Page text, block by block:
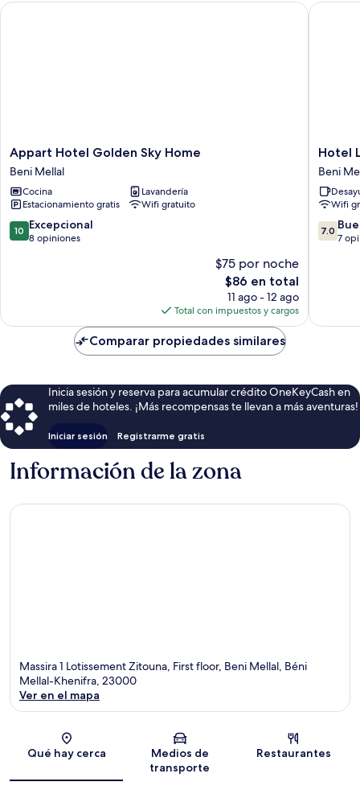
Appart
Hotel
Golden
Sky
Home
Beni
Mellal
Appart Hotel Golden Sky Home
Beni Mellal
Cocina
Lavandería
Estacionamiento gratis
Wifi gratuito
10.0
de
10 Excepcional
8 opiniones
$75 por noche
El
precio
actual
es
de
$86
$86 en total
11 ago - 12 ago
Total con impuestos y cargos
Appart Hotel Golden Sky Home
Hotel
La
Coline
Beni
Mellal
Hotel
Beni
Wifi
7.0
de
7.0
7
Hotel
Comparar propiedades similares
Inicia sesión y reserva para acumular crédito OneKeyCash en
miles de hoteles. ¡Más recompensas te llevan a más aventuras!
Iniciar sesión Registrarme gratis
Información de la zona
Massira 1 Lotissement Zitouna, First floor, Beni Mellal, Béni
Mellal-Khenifra, 23000
Ver en el mapa
Qué hay cerca
Medios de
transporte
Restaurantes